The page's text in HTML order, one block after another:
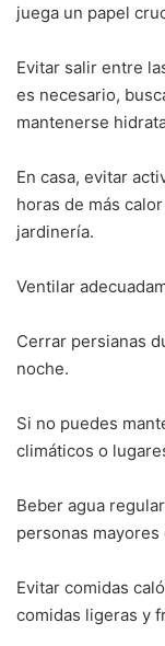
juega un papel
Evitar salir entre
es necesario,
mantenerse
En casa, evitar
horas de más
jardinería.
Ventilar
Cerrar persianas
noche.
Si no puedes
climáticos o
Beber agua
personas
Evitar comidas
comidas ligeras y